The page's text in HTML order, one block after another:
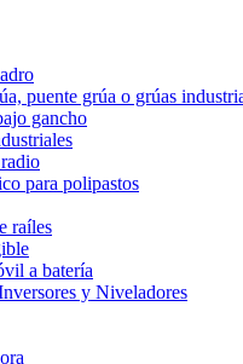
puente grúa o grúas
gancho
para polipastos
raíles
a batería
y Niveladores